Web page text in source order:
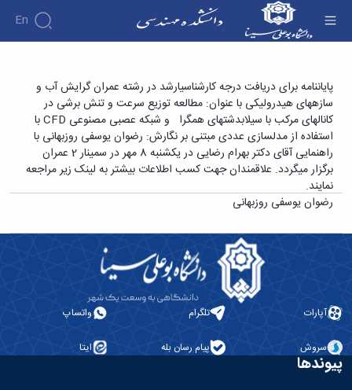
En
دانشکده
درباره
دانشکده
تاریخچه
ریاست
دانشکده
روسای
پیشین
افتخارات
دانشکده
آموزشی
معاونت
پژوهشی
آموزش
دوره
کارشناسی
فرم
ها
و
آئین
نامه
آیین‌نامه‌های
تکمیلی
فرم
و
آئین
پژوهش
پژوهش
هفته
پژوهش
کارگاه ها
و
آزمایشگاه
گروه
مکانیک
مواد
گروه
اساتید
اساتید
دانشکده
اساتید
بازنشسته
آموزشی
گروه
های
مهندسی
عمران
صنایع
مهندسی
پایاننامه برای دریافت درجه کارشناسیارشد در رشته
عمران گرایش آب و سازههای هیدرولیکی با عنوان:
مطالعه توزیع سرعت و تنش برشی در کانالهای
مرکب با سیلابدشتهای همگرا و شبکه عصبی
مصنوعی CFD با استفاده از مدلسازی عددی مبتنی
بر نگارش: رضوان یوسفی روزبهانی - دانشکده فنی و
مهندسی
پایاننامه برای دریافت درجه کارشناسیارشد در رشته عمران گرایش آب و
سازههای هیدرولیکی با عنوان: مطالعه توزیع سرعت و تنش برشی در
کانالهای مرکب با سیلابدشتهای همگرا و شبکه عصبی مصنوعی CFD با
استفاده از مدلسازی عددی مبتنی بر نگارش: رضوان یوسفی روزبهانی با
راهنمایی آقای دکتر بهرام رضایی در یکشنبه 8 مهر در سمینار 2 عمران
برگزار میگردد. علاقمندان جهت کسب اطلاعات بیشتر به لینک زیر مراجعه
نمایند.
رضوان یوسفی روزبهانی
آپارات تلگرام واتساپ
سروش پیام رسان بله ایتا
پیوندها